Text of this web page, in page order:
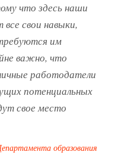
что здесь наши
свои навыки,
им
важно, что
работодатели
потенциальных
свое место
образования